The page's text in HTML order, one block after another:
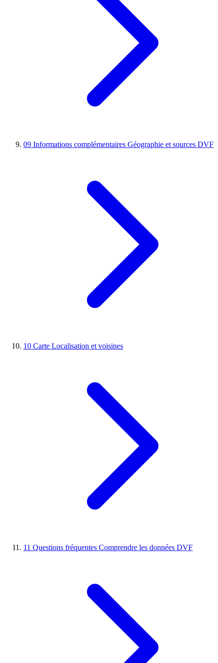
09 Informations complémentaires Géographie et sources DVF
10 Carte Localisation et voisines
11 Questions fréquentes Comprendre les données DVF